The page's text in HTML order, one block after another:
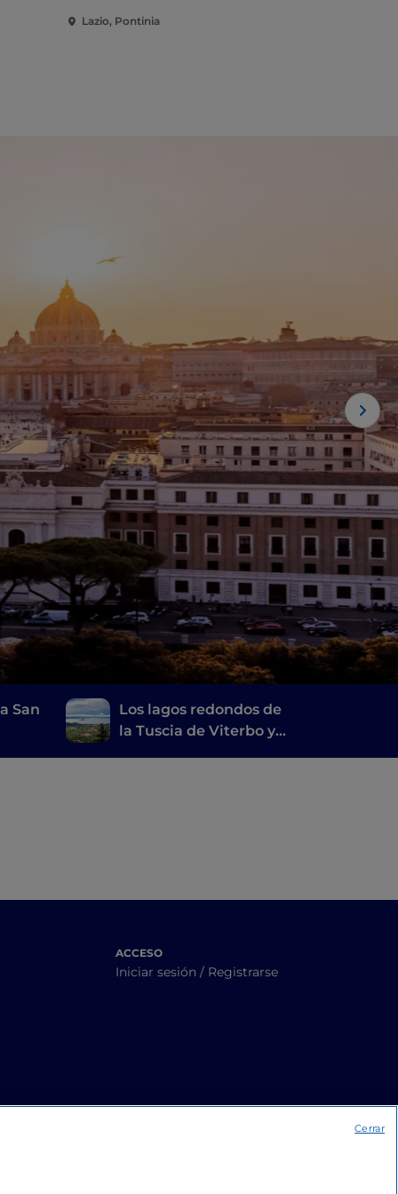
Lazio, Pontinia
San
Los lagos redondos de
la Tuscia de Viterbo y
ACCESO
Iniciar sesión / Registrarse
Cerrar